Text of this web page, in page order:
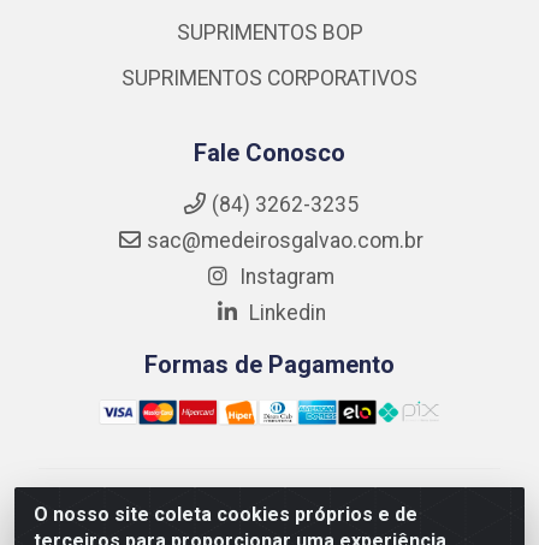
O nosso site coleta cookies próprios e de
SUPRIMENTOS BOP
SUPRIMENTOS CORPORATIVOS
Fale Conosco
(84) 3262-3235
sac@medeirosgalvao.com.br
Instagram
Linkedin
Formas de Pagamento
Medeiros Galvão Soluções LTDA - Avenida Antônio
Severiano da Câmara - Br 406, 1111, Km 102 - Centro,